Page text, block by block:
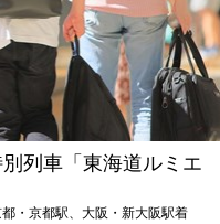
列車「東海道ルミエ
・京都駅、大阪・新大阪駅着